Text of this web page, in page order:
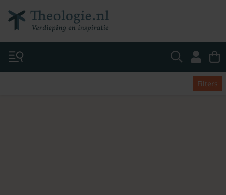
Filters